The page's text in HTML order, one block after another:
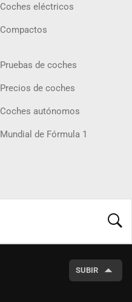
Coches eléctricos
Compactos
Pruebas de coches
Precios de coches
Coches autónomos
Mundial de Fórmula 1
SUBIR